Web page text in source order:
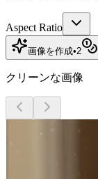
Aspect Ratio
画像を作成•2
クリーンな画像